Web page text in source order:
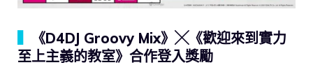
《D4DJ Groovy Mix》╳《歡迎來到實力
至上主義的教室》合作登入獎勵